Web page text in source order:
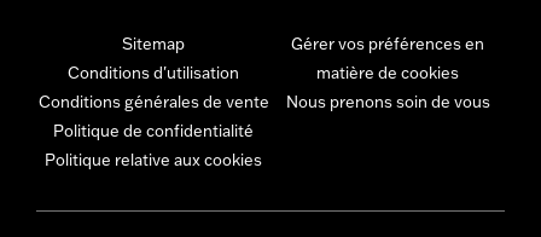
Sitemap
Conditions d'utilisation
Conditions générales de vente
Politique de confidentialité
Politique relative aux cookies
Gérer vos préférences en
matière de cookies
Nous prenons soin de vous